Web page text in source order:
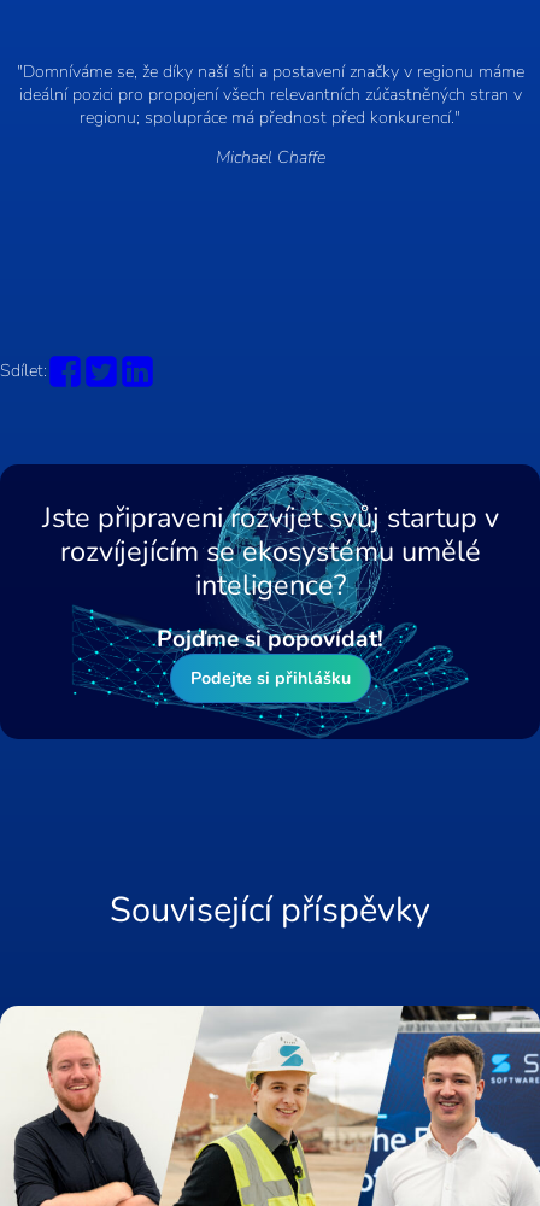
Jste připraveni rozvíjet svůj startup v
rozvíjejícím se ekosystému umělé
inteligence?
Pojďme si popovídat!
Podejte si přihlášku
"Domníváme se, že díky naší síti a postavení značky v regionu máme
ideální pozici pro propojení všech relevantních zúčastněných stran v
regionu; spolupráce má přednost před konkurencí."
Michael Chaffe
Sdílet:
Související příspěvky